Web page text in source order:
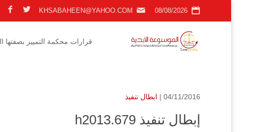
08/08/2026
KHSABAHEEN@YAHOO.COM
قرارات محكمة التمييز بصفتها
04/11/2016 | ابطال تنفيذ
إبطال تنفيذ h2013.679